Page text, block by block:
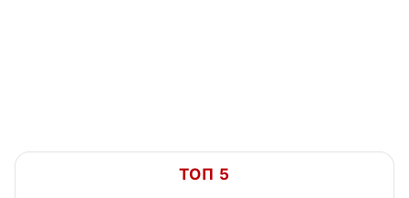
ТОП 5